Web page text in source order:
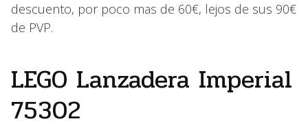
descuento, por poco mas de 60€, lejos de sus 90€
de PVP.
LEGO Lanzadera Imperial
75302